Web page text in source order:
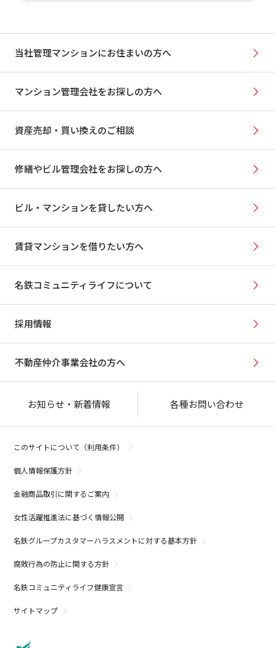
当社管理マンションにお住まいの方へ
マンション管理会社をお探しの方へ
資産売却・買い換えのご相談
修繕やビル管理会社をお探しの方へ
ビル・マンションを貸したい方へ
賃貸マンションを借りたい方へ
名鉄コミュニティライフについて
採用情報
不動産仲介事業会社の方へ
お知らせ・新着情報 各種お問い合わせ
このサイトについて（利用条件）
個人情報保護方針
金融商品取引に関するご案内
女性活躍推進法に基づく情報公開
名鉄グループカスタマーハラスメントに対する基本方針
腐敗行為の防止に関する方針
名鉄コミュニティライフ健康宣言
サイトマップ